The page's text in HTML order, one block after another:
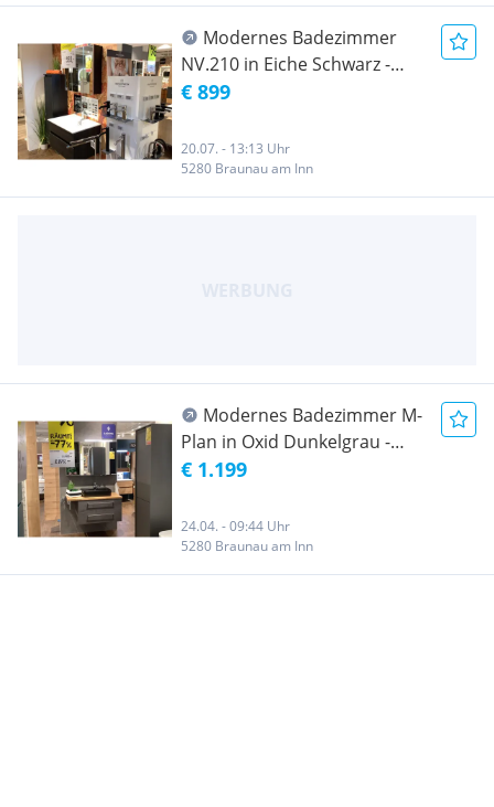
Modernes Badezimmer
NV.210 in Eiche Schwarz -
Ausstellungsstück
€ 899
20.07. - 13:13 Uhr
5280 Braunau am Inn
Modernes Badezimmer M-
Plan in Oxid Dunkelgrau -
Ausstellungsstück
€ 1.199
24.04. - 09:44 Uhr
5280 Braunau am Inn